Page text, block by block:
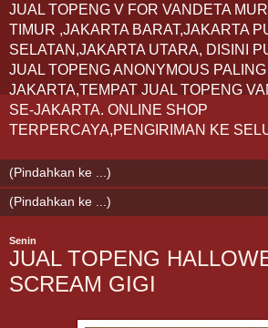
JUAL TOPENG V FOR VANDETA
TIMUR ,JAKARTA BARAT,JAKARTA
SELATAN,JAKARTA UTARA, DISINI
JUAL TOPENG ANONYMOUS
JAKARTA,TEMPAT JUAL TOPENG
SE-JAKARTA. ONLINE SHOP
TERPERCAYA,PENGIRIMAN KE
Senin
JUAL TOPENG
SCREAM GIGI